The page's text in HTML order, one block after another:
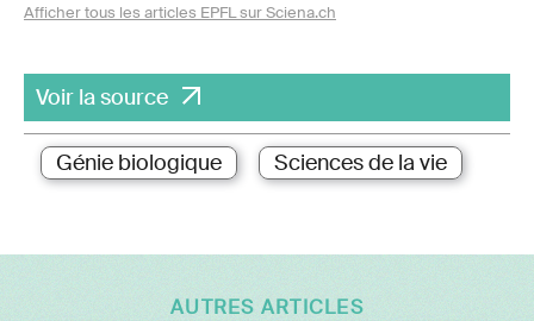
Afficher tous les articles EPFL sur Sciena.ch
Voir la source
Génie biologique Sciences de la vie
AUTRES ARTICLES